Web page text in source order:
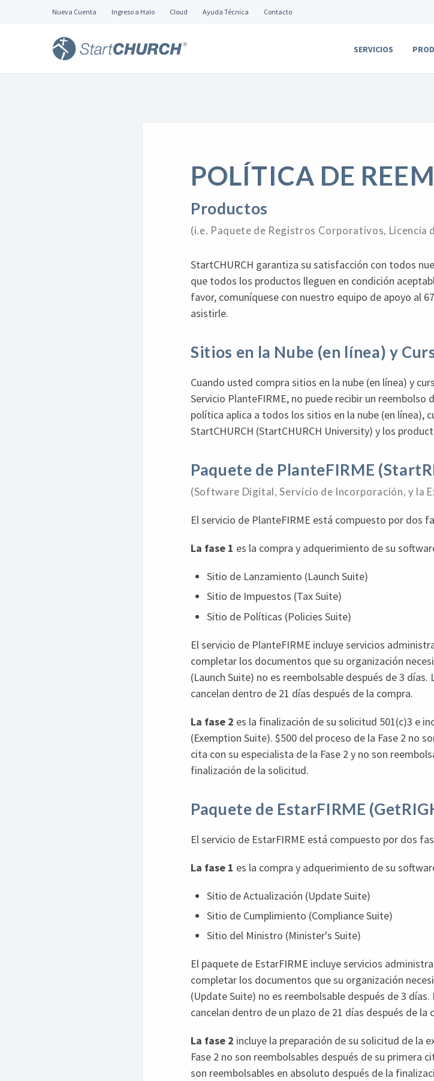
Nueva Cuenta Ingreso a Halo Cloud Ayuda Técnica Contacto
SERVICIOS
POLÍTICA DE
Productos
(i.e. Paquete de Registros Corporativos,
StartCHURCH garantiza su satisfacción con todos
que todos los productos lleguen en condición
favor, comuníquese con nuestro equipo de apoyo al
asistirle.
Sitios en la Nube (en línea) y
Cuando usted compra sitios en la nube (en línea) y
Servicio PlanteFIRME, no puede recibir un reembolso
política aplica a todos los sitios en la nube (en línea),
StartCHURCH (StartCHURCH University) y los
Paquete de PlanteFIRME
(Software Digital, Servicio de Incorporación, y la
El servicio de PlanteFIRME está compuesto por dos
La fase 1 es la compra y adquerimiento de su
Sitio de Lanzamiento (Launch Suite)
Sitio de Impuestos (Tax Suite)
Sitio de Políticas (Policies Suite)
El servicio de PlanteFIRME incluye servicios
completar los documentos que su organización
(Launch Suite) no es reembolsable después de 3
cancelan dentro de 21 días después de la compra.
La fase 2 es la finalización de su solicitud 501(c)3 e
(Exemption Suite). $500 del proceso de la Fase 2 no
cita con su especialista de la Fase 2 y no son
finalización de la solicitud.
Paquete de EstarFIRME
El servicio de EstarFIRME está compuesto por dos
La fase 1 es la compra y adquerimiento de su
Sitio de Actualización (Update Suite)
Sitio de Cumplimiento (Compliance Suite)
Sitio del Ministro (Minister's Suite)
El paquete de EstarFIRME incluye servicios
completar los documentos que su organización
(Update Suite) no es reembolsable después de 3
cancelan dentro de un plazo de 21 días después de la
La fase 2 incluye la preparación de su solicitud de la
Fase 2 no son reembolsables después de su primera
son reembolsables en absoluto después de la